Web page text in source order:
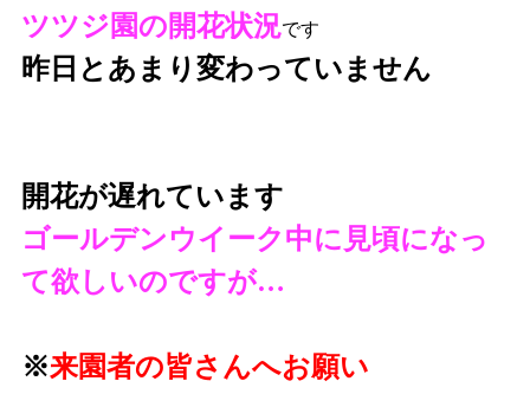
ツツジ園の開花状況です
昨日とあまり変わっていません
開花が遅れています
ゴールデンウイーク中に見頃になっ
て欲しいのですが…
※来園者の皆さんへお願い